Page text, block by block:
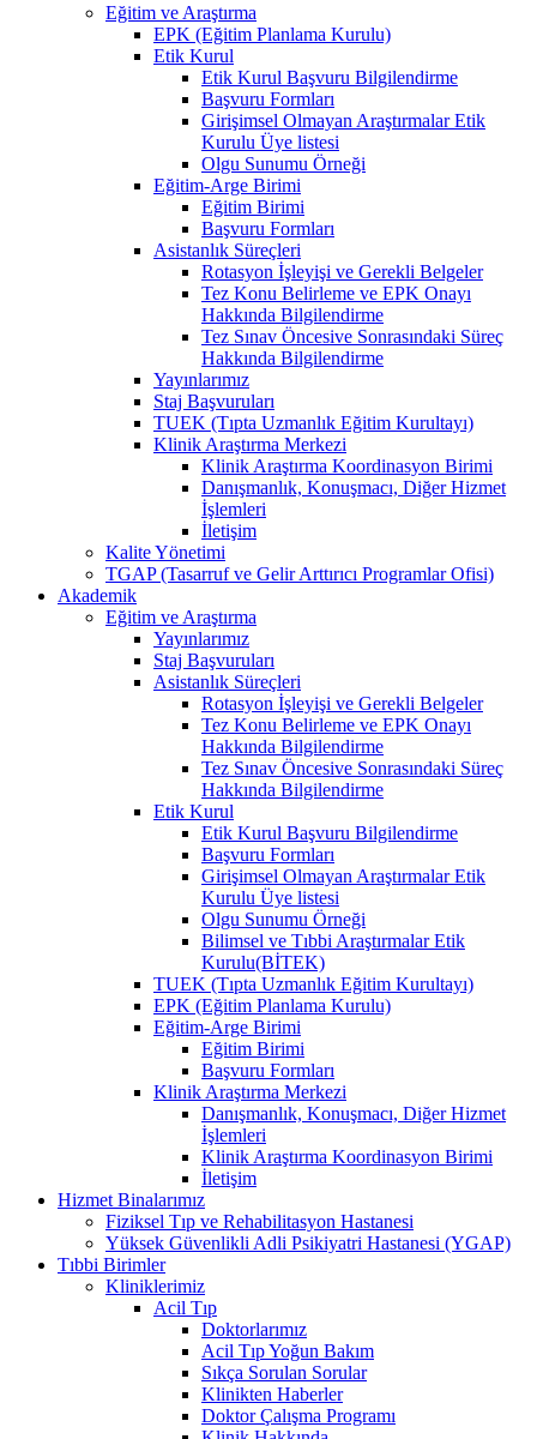
Eğitim ve Araştırma
EPK (Eğitim Planlama Kurulu)
Etik Kurul
Etik Kurul Başvuru Bilgilendirme
Başvuru Formları
Girişimsel Olmayan Araştırmalar Etik
Kurulu Üye listesi
Olgu Sunumu Örneği
Eğitim-Arge Birimi
Eğitim Birimi
Başvuru Formları
Asistanlık Süreçleri
Rotasyon İşleyişi ve Gerekli Belgeler
Tez Konu Belirleme ve EPK Onayı
Hakkında Bilgilendirme
Tez Sınav Öncesive Sonrasındaki Süreç
Hakkında Bilgilendirme
Yayınlarımız
Staj Başvuruları
TUEK (Tıpta Uzmanlık Eğitim Kurultayı)
Klinik Araştırma Merkezi
Klinik Araştırma Koordinasyon Birimi
Danışmanlık, Konuşmacı, Diğer Hizmet
İşlemleri
İletişim
Kalite Yönetimi
TGAP (Tasarruf ve Gelir Arttırıcı Programlar Ofisi)
Akademik
Eğitim ve Araştırma
Yayınlarımız
Staj Başvuruları
Asistanlık Süreçleri
Rotasyon İşleyişi ve Gerekli Belgeler
Tez Konu Belirleme ve EPK Onayı
Hakkında Bilgilendirme
Tez Sınav Öncesive Sonrasındaki Süreç
Hakkında Bilgilendirme
Etik Kurul
Etik Kurul Başvuru Bilgilendirme
Başvuru Formları
Girişimsel Olmayan Araştırmalar Etik
Kurulu Üye listesi
Olgu Sunumu Örneği
Bilimsel ve Tıbbi Araştırmalar Etik
Kurulu(BİTEK)
TUEK (Tıpta Uzmanlık Eğitim Kurultayı)
EPK (Eğitim Planlama Kurulu)
Eğitim-Arge Birimi
Eğitim Birimi
Başvuru Formları
Klinik Araştırma Merkezi
Danışmanlık, Konuşmacı, Diğer Hizmet
İşlemleri
Klinik Araştırma Koordinasyon Birimi
İletişim
Hizmet Binalarımız
Fiziksel Tıp ve Rehabilitasyon Hastanesi
Yüksek Güvenlikli Adli Psikiyatri Hastanesi (YGAP)
Tıbbi Birimler
Kliniklerimiz
Acil Tıp
Doktorlarımız
Acil Tıp Yoğun Bakım
Sıkça Sorulan Sorular
Klinikten Haberler
Doktor Çalışma Programı